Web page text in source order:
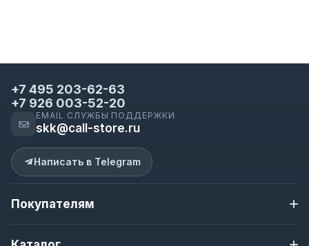
+7 495 203-62-63
+7 926 003-52-20
EMAIL СЛУЖБЫ ПОДДЕРЖКИ
skk@call-store.ru
Написать в Telegram
Покупателям